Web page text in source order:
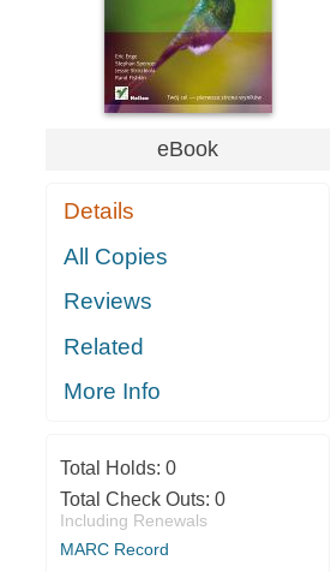
eBook
Details
All Copies
Reviews
Related
More Info
Total Holds: 0
Total Check Outs: 0
Including Renewals
MARC Record